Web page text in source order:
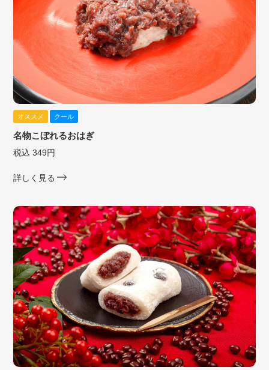
オススメ クール
名物こぼれるおはぎ
税込 349円
詳しく見る